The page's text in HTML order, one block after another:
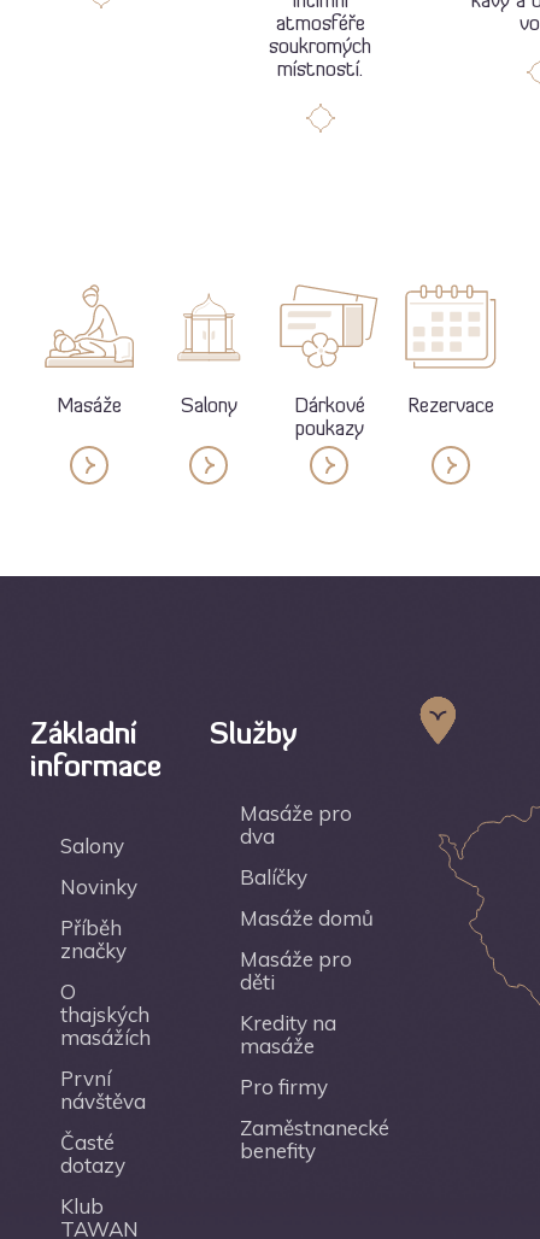
atmosféře
soukromých
místností.
Masáže Salony
Dárkové
poukazy
Rezervace
Základní
informace
Salony
Novinky
Příběh
značky
O
thajských
masážích
První
návštěva
Časté
dotazy
Klub
TAWAN
Služby
Masáže pro
dva
Balíčky
Masáže domů
Masáže pro
děti
Kredity na
masáže
Pro firmy
Zaměstnanecké
benefity